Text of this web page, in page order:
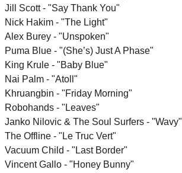
Jill Scott - "Say Thank You"
Nick Hakim - "The Light"
Alex Burey - "Unspoken"
Puma Blue - "(She’s) Just A Phase"
King Krule - "Baby Blue"
Nai Palm - "Atoll"
Khruangbin - "Friday Morning"
Robohands - "Leaves"
Janko Nilovic & The Soul Surfers - "Wavy"
The Offline - "Le Truc Vert"
Vacuum Child - "Last Border"
Vincent Gallo - "Honey Bunny"